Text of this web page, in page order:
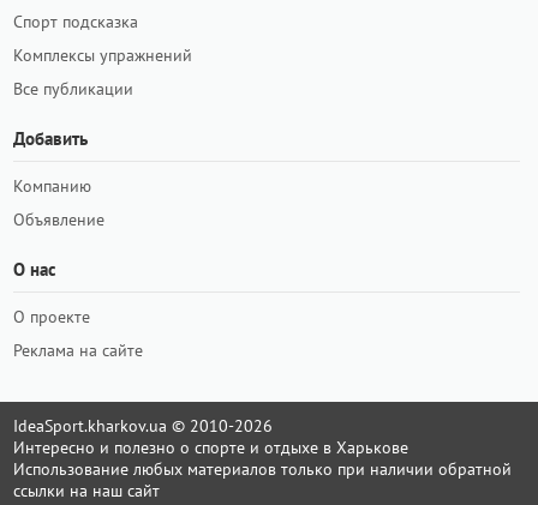
Спорт подсказка
Комплексы упражнений
Все публикации
Добавить
Компанию
Объявление
О нас
О проекте
Реклама на сайте
IdeaSport.kharkov.ua © 2010-2026
Интересно и полезно о спорте и отдыхе в Харькове
Использование любых материалов только при наличии обратной
ссылки на наш сайт